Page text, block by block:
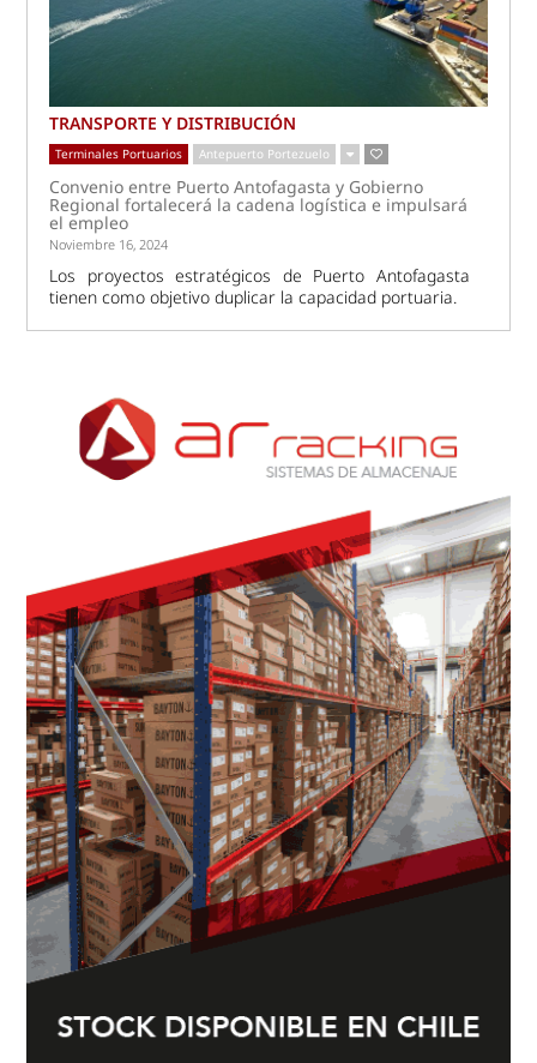
TRANSPORTE Y DISTRIBUCIÓN
Terminales Portuarios Antepuerto Portezuelo
Convenio entre Puerto Antofagasta y Gobierno
Regional fortalecerá la cadena logística e impulsará
el empleo
Noviembre 16, 2024
Los proyectos estratégicos de Puerto Antofagasta
tienen como objetivo duplicar la capacidad portuaria.